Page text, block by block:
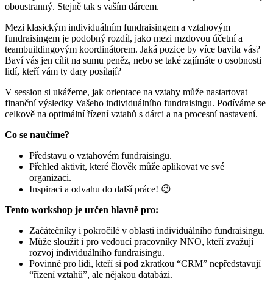
oboustranný. Stejně tak s vaším dárcem.
Mezi klasickým individuálním fundraisingem a vztahovým
fundraisingem je podobný rozdíl, jako mezi mzdovou účetní a
teambuildingovým koordinátorem. Jaká pozice by více bavila vás?
Baví vás jen cílit na sumu peněz, nebo se také zajímáte o osobnosti
lidí, kteří vám ty dary posílají?
V session si ukážeme, jak orientace na vztahy může nastartovat
finanční výsledky Vašeho individuálního fundraisingu. Podíváme se
celkově na optimální řízení vztahů s dárci a na procesní nastavení.
Co se naučíme?
Představu o vztahovém fundraisingu.
Přehled aktivit, které člověk může aplikovat ve své
organizaci.
Inspiraci a odvahu do další práce! 😉
Tento workshop je určen hlavně pro:
Začátečníky i pokročilé v oblasti individuálního fundraisingu.
Může sloužit i pro vedoucí pracovníky NNO, kteří zvažují
rozvoj individuálního fundraisingu.
Povinně pro lidi, kteří si pod zkratkou “CRM” nepředstavují
“řízení vztahů”, ale nějakou databázi.